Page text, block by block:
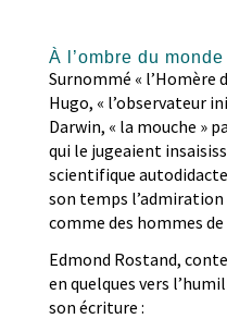
À l’ombre du monde
Surnommé « l’Homère
Hugo, « l’observateur
Darwin, « la mouche »
qui le jugeaient
scientifique
son temps l’admiration
comme des hommes
Edmond Rostand,
en quelques vers
son écriture :